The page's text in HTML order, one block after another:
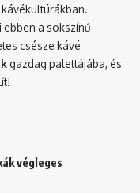
a sokszínű
csésze kávé
gazdag palettájába, és
végleges